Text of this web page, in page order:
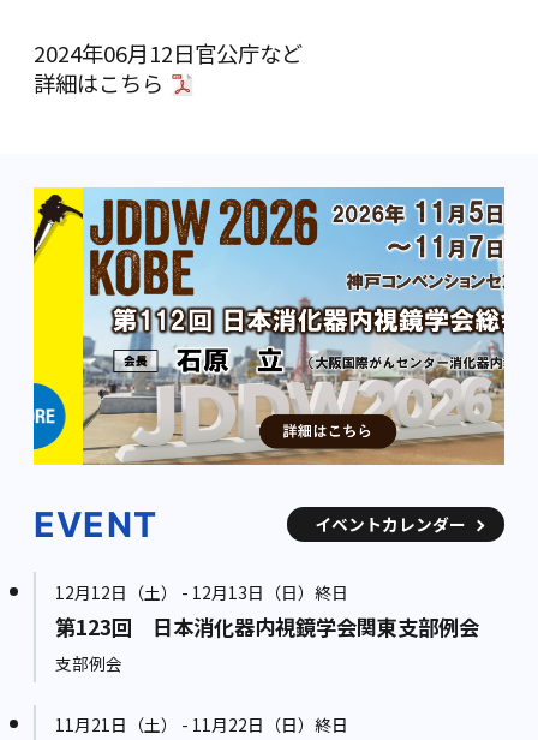
2024年06月12日官公庁など
詳細はこちら
EVENT イベントカレンダー
12月12日（土） - 12月13日（日）終日
第123回 日本消化器内視鏡学会関東支部例会
支部例会
11月21日（土） - 11月22日（日）終日